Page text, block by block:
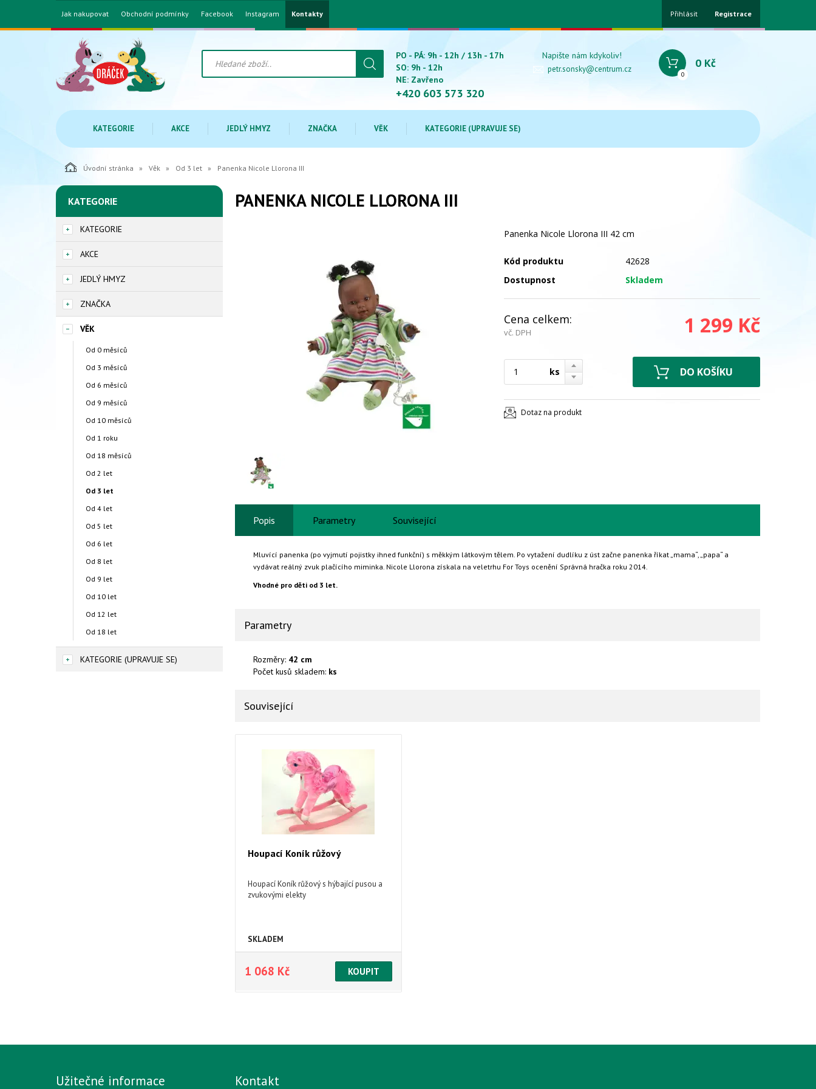
Jak nakupovat Obchodní podmínky Facebook Instagram Kontakty Přihlásit Registrace
PO - PÁ: 9h - 12h / 13h - 17h
SO: 9h - 12h
NE: Zavřeno
+420 603 573 320
Napište nám kdykoliv!
petr.sonsky@centrum.cz
0
0 Kč
KATEGORIE AKCE JEDLÝ HMYZ ZNAČKA VĚK KATEGORIE (UPRAVUJE SE)
Úvodní stránka Věk Od 3 let Panenka Nicole Llorona III
KATEGORIE
KATEGORIE
AKCE
JEDLÝ HMYZ
ZNAČKA
VĚK
Od 0 měsíců
Od 3 měsíců
Od 6 měsíců
Od 9 měsíců
Od 10 měsíců
Od 1 roku
Od 18 měsíců
Od 2 let
Od 3 let
Od 4 let
Od 5 let
Od 6 let
Od 8 let
Od 9 let
Od 10 let
Od 12 let
Od 18 let
KATEGORIE (UPRAVUJE SE)
PANENKA NICOLE LLORONA III
Panenka Nicole Llorona III 42 cm
Kód produktu
42628
Dostupnost
Skladem
Cena celkem:
vč. DPH 1 299 Kč
ks
Dotaz na produkt
Popis Parametry Související
Mluvící panenka (po vyjmutí pojistky ihned funkční) s měkkým látkovým tělem. Po vytažení dudlíku z úst začne panenka říkat „mama“, „papa“ a
vydávat reálný zvuk plačícího miminka. Nicole Llorona získala na veletrhu For Toys ocenění Správná hračka roku 2014.
Vhodné pro děti od 3 let.
Parametry
Rozměry: 42 cm
Počet kusů skladem: ks
Související
Houpací Koník růžový
Houpací Koník růžový s hýbající pusou a
zvukovými elekty
SKLADEM
1 068 Kč
Užitečné informace Kontakt